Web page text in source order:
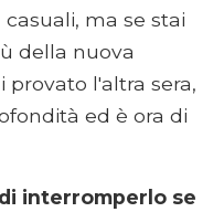
ma se stai
della nuova
provato l'altra sera,
ed è ora di
interromperlo se